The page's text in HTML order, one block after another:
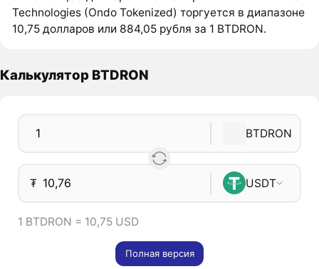
Technologies (Ondo Tokenized) торгуется в диапазоне
10,75 долларов или 884,05 рубля за 1 BTDRON.
Калькулятор BTDRON
BTDRON
₮ USDT
1 BTDRON = 10,75 USD
Полная версия